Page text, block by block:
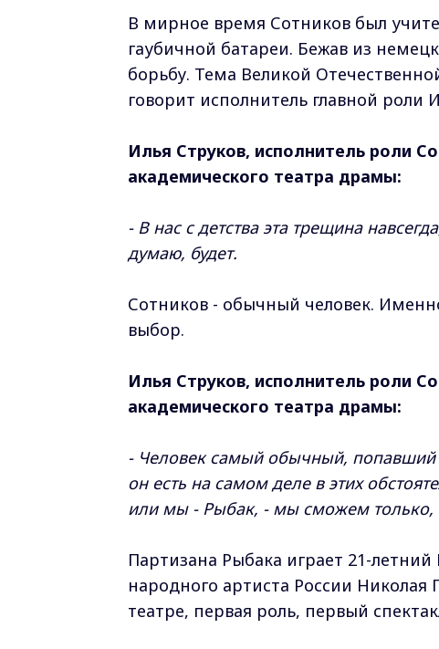
В мирное время Сотников был
гаубичной батареи. Бежав из
борьбу. Тема Великой
говорит исполнитель главной роли
Илья Струков, исполнитель роли
академического театра драмы:
- В нас с детства эта трещина
думаю, будет.
Сотников - обычный человек.
выбор.
Илья Струков, исполнитель роли
академического театра драмы:
- Человек самый обычный, попавший
он есть на самом деле в этих
или мы - Рыбак, - мы сможем только,
Партизана Рыбака играет 21-
народного артиста России Николая
театре, первая роль, первый